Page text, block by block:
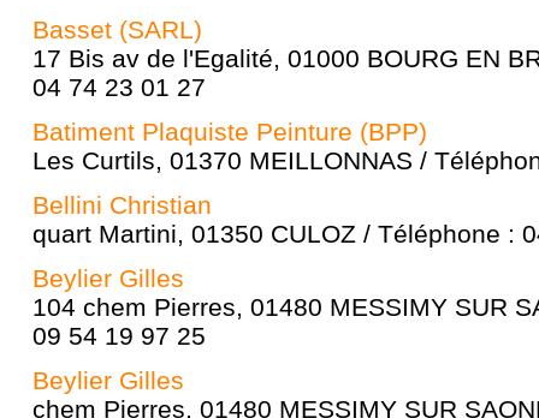
Basset (SARL)
17 Bis av de l'Egalité, 01000 BOURG EN
04 74 23 01 27
Batiment Plaquiste Peinture (BPP)
Les Curtils, 01370 MEILLONNAS /
Bellini Christian
quart Martini, 01350 CULOZ / Téléphone :
Beylier Gilles
104 chem Pierres, 01480 MESSIMY SUR
09 54 19 97 25
Beylier Gilles
chem Pierres, 01480 MESSIMY SUR